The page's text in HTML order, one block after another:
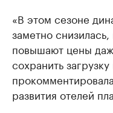
«В этом сезоне
заметно
повышают цены
сохранить
развития отелей